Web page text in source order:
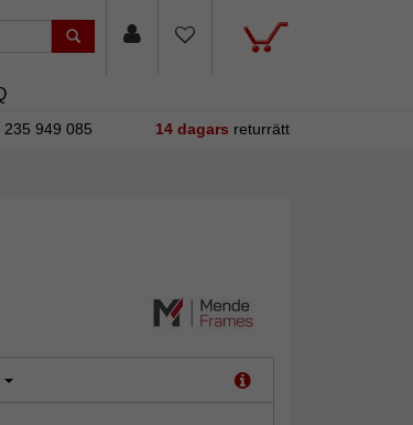
235 949 085 14 dagars returrätt